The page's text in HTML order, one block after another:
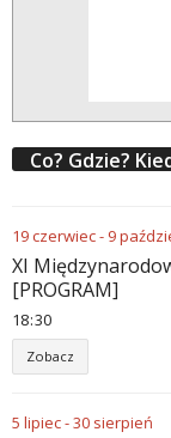
Co? Gdzie?
19czerwiec- 9
XI
[PROGRAM]
18:30
Zobacz
5 lipiec-30 sierpień